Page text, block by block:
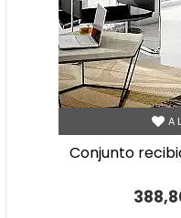
A
conjunto